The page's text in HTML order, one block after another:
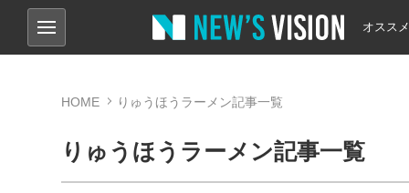
オスス
HOME りゅうほうラーメン記事一覧
りゅうほうラーメン記事一覧